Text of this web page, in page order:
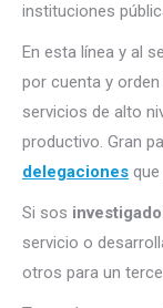
instituciones
En esta línea y al
por cuenta y
servicios de alto
productivo. Gran
delegaciones
Si sos
servicio o
otros para un